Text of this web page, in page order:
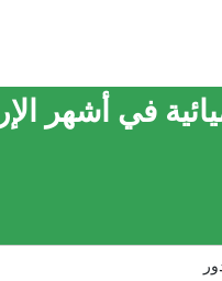
في أشهر